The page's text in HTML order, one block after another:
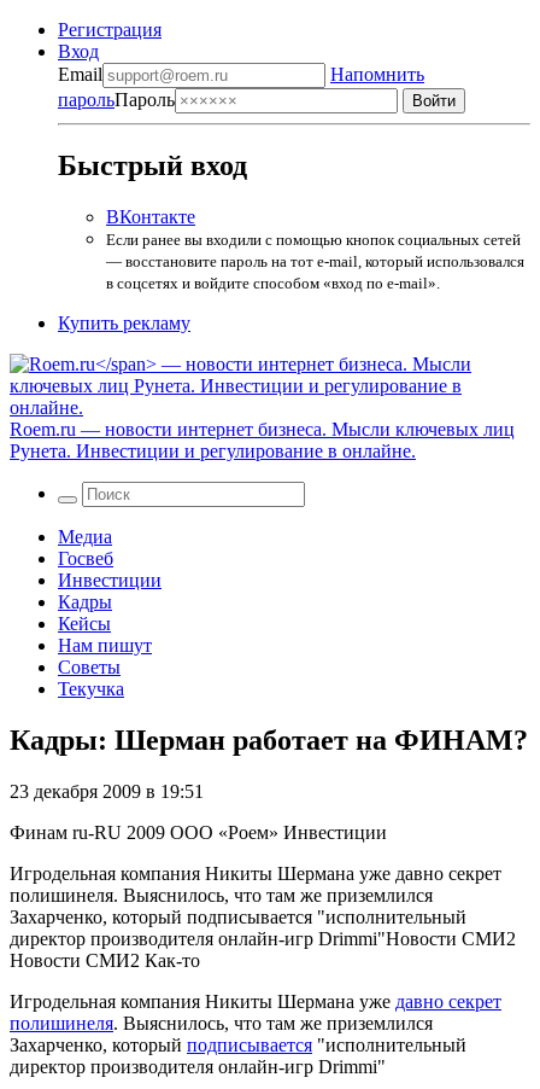
Регистрация
Вход
Email
Напомнить
парольПароль
Быстрый вход
ВКонтакте
Если ранее вы входили с помощью кнопок социальных сетей
— восстановите пароль на тот e-mail, который использовался
в соцсетях и войдите способом «вход по e-mail».
Купить рекламу
Roem.ru — новости интернет бизнеса. Мысли ключевых лиц
Рунета. Инвестиции и регулирование в онлайне.
Медиа
Госвеб
Инвестиции
Кадры
Кейсы
Нам пишут
Советы
Текучка
Кадры: Шерман работает на ФИНАМ?
23 декабря 2009 в 19:51
Финам ru-RU 2009 ООО «Роем» Инвестиции
Игродельная компания Никиты Шермана уже давно секрет
полишинеля. Выяснилось, что там же приземлился
Захарченко, который подписывается "исполнительный
директор производителя онлайн-игр Drimmi"Новости СМИ2
Новости СМИ2 Как-то
Игродельная компания Никиты Шермана уже давно секрет
полишинеля. Выяснилось, что там же приземлился
Захарченко, который подписывается "исполнительный
директор производителя онлайн-игр Drimmi"